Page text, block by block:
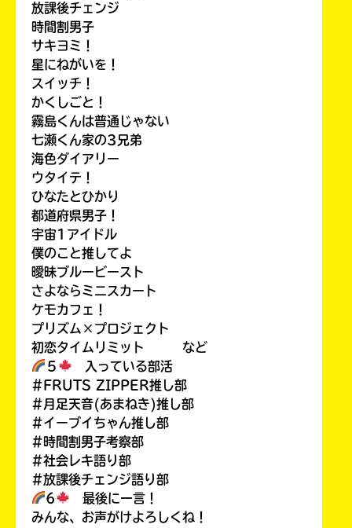
放課後チェンジ
時間割男子
サキヨミ！
星にねがいを！
スイッチ！
かくしごと！
霧島くんは普通じゃない
七瀬くん家の3兄弟
海色ダイアリー
ウタイテ！
ひなたとひかり
都道府県男子！
宇宙1アイドル
僕のこと推してよ
曖昧ブルービースト
さよならミニスカート
ケモカフェ！
プリズム×プロジェクト
初恋タイムリミット など
５
入っている部活
#FRUTS ZIPPER推し部
#月足天音(あまねき)推し部
#イーブイちゃん推し部
#時間割男子考察部
#社会レキ語り部
#放課後チェンジ語り部
6
最後に一言！
みんな、お声がけよろしくね！